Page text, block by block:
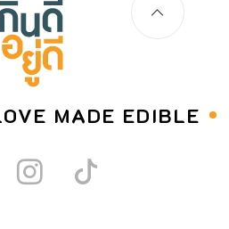
MADE EDIBLE